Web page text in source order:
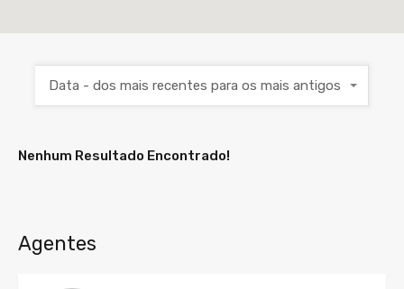
Data - dos mais recentes para os mais antigos
Nenhum Resultado Encontrado!
Agentes